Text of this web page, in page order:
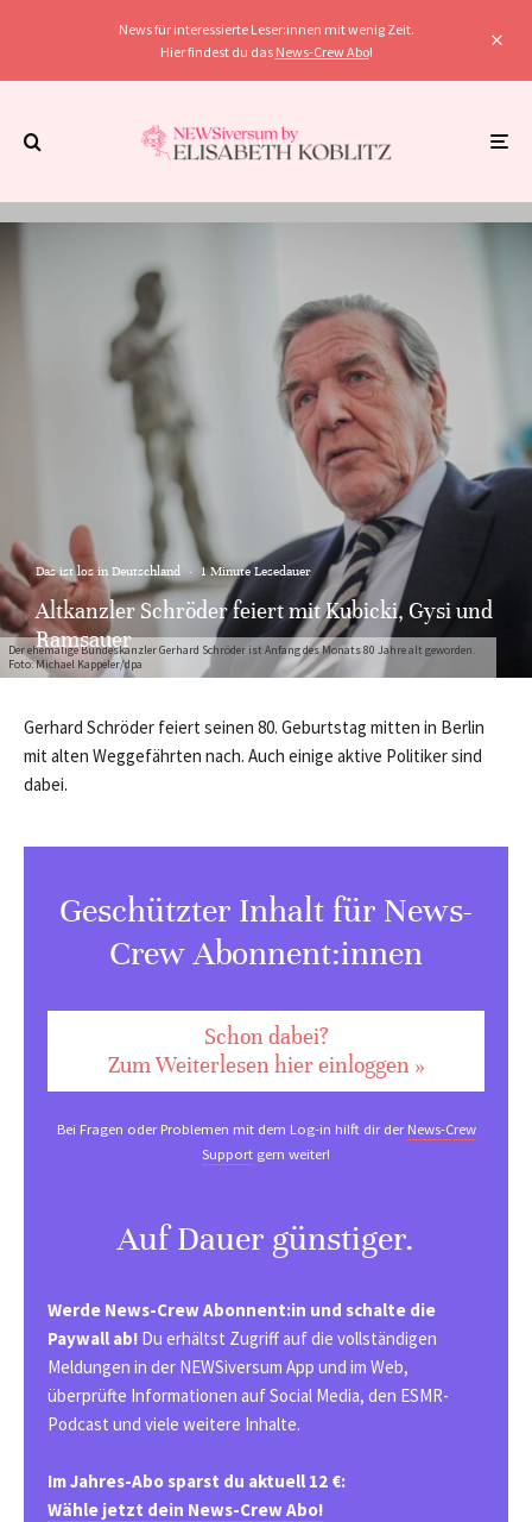
News für interessierte Leser:innen mit wenig Zeit.
Hier findest du das News-Crew Abo!
Der ehemalige Bundeskanzler Gerhard Schröder ist Anfang des Monats 80 Jahre alt geworden.
Foto: Michael Kappeler/dpa
Das ist los in Deutschland · 1 Minute Lesedauer
Altkanzler Schröder feiert mit Kubicki, Gysi und
Ramsauer
Gerhard Schröder feiert seinen 80. Geburtstag mitten in Berlin
mit alten Weggefährten nach. Auch einige aktive Politiker sind
dabei.
Geschützter Inhalt für News-
Crew Abonnent:innen
Schon dabei?
Zum Weiterlesen hier einloggen »
Bei Fragen oder Problemen mit dem Log-in hilft dir derNews-Crew
Support gern weiter!
Auf Dauer günstiger.
Werde News-Crew Abonnent:in und schalte die
Paywall ab! Du erhältst Zugriff auf die vollständigen
Meldungen in der NEWSiversum App und im Web,
überprüfte Informationen auf Social Media, den ESMR-
Podcast und viele weitere Inhalte.
Im Jahres-Abo sparst du aktuell 12 €:
Wähle jetzt dein News-Crew Abo!